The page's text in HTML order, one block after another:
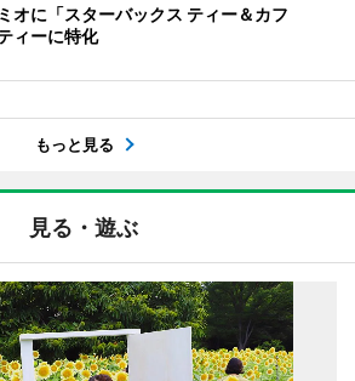
オに「スターバックス ティー＆カフ
ィーに特化
もっと見る
見る・遊ぶ